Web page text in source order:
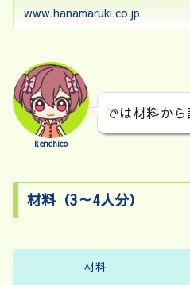
www.hanamaruki.co.jp
kenchico
では材料か
材料（3～4人分）
材料